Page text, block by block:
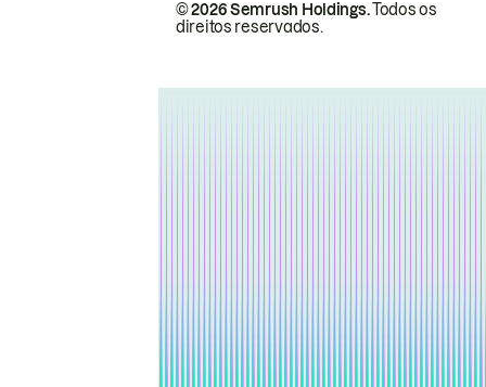
© 2026 Semrush Holdings.Todos os
direitos reservados.